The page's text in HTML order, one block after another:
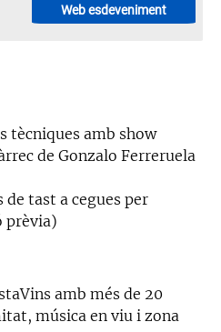
Web esdeveniment
tècniques amb show
de Gonzalo Ferreruela
de tast a cegues per
prèvia)
amb més de 20
música en viu i zona